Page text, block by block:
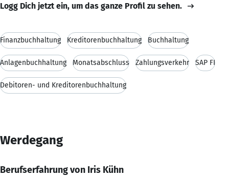
Logg Dich jetzt ein, um das ganze Profil zu sehen.
Finanzbuchhaltung Kreditorenbuchhaltung Buchhaltung
Anlagenbuchhaltung Monatsabschluss Zahlungsverkehr SAP FI
Debitoren- und Kreditorenbuchhaltung
Werdegang
Berufserfahrung von Iris Kühn